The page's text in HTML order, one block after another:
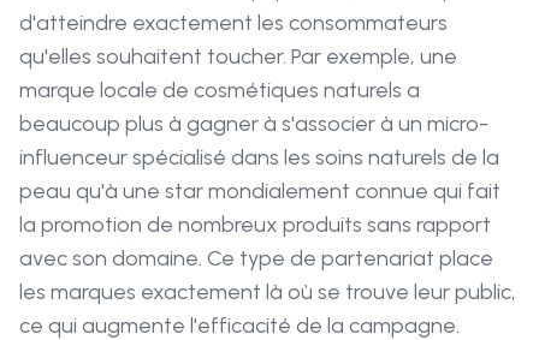
d'atteindre exactement les consommateurs
qu'elles souhaitent toucher. Par exemple, une
marque locale de cosmétiques naturels a
beaucoup plus à gagner à s'associer à un micro-
influenceur spécialisé dans les soins naturels de la
peau qu'à une star mondialement connue qui fait
la promotion de nombreux produits sans rapport
avec son domaine. Ce type de partenariat place
les marques exactement là où se trouve leur public,
ce qui augmente l'efficacité de la campagne.